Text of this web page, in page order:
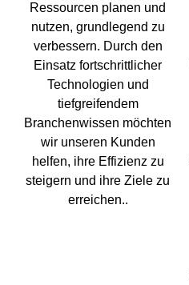
Ressourcen planen und
nutzen, grundlegend zu
verbessern. Durch den
Einsatz fortschrittlicher
Technologien und
tiefgreifendem
Branchenwissen möchten
wir unseren Kunden
helfen, ihre Effizienz zu
steigern und ihre Ziele zu
erreichen..